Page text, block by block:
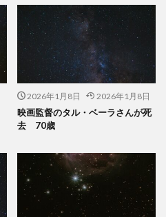
2026年1月8日 2026年1月8日
映画監督のタル・ベーラさんが死
去 70歳